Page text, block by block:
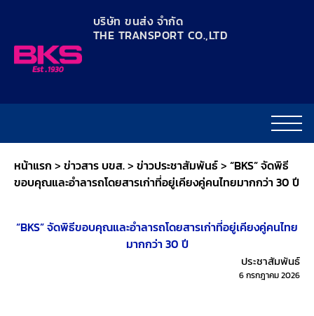
บริษัท ขนส่ง จำกัด
THE TRANSPORT CO.,LTD​
หน้าแรก > ข่าวสาร บขส.> ข่าวประชาสัมพันธ์> “BKS” จัดพิธี
ขอบคุณและอำลารถโดยสารเก่าที่อยู่เคียงคู่คนไทยมากกว่า 30 ปี
“BKS” จัดพิธีขอบคุณและอำลารถโดยสารเก่าที่อยู่เคียงคู่คนไทย
มากกว่า 30 ปี
ประชาสัมพันธ์
6 กรกฎาคม 2026